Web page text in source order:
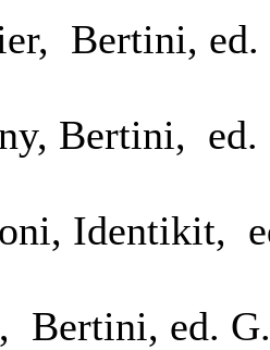
Bertini,
Bertini,
Identikit,
Bertini, ed.